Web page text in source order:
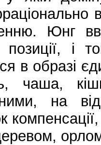
Юнг
позиції, і
в образі
чаша,
на